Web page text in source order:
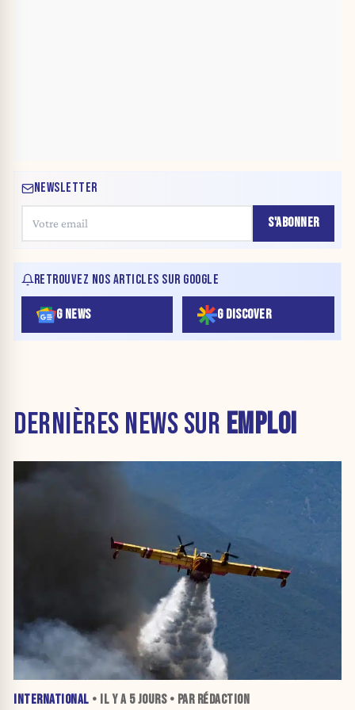
NEWSLETTER
S'ABONNER
RETROUVEZ NOS ARTICLES SUR GOOGLE
G NEWS G DISCOVER
DERNIÈRES NEWS SUR EMPLOI
INTERNATIONAL • IL Y A 5 JOURS• PAR RÉDACTION